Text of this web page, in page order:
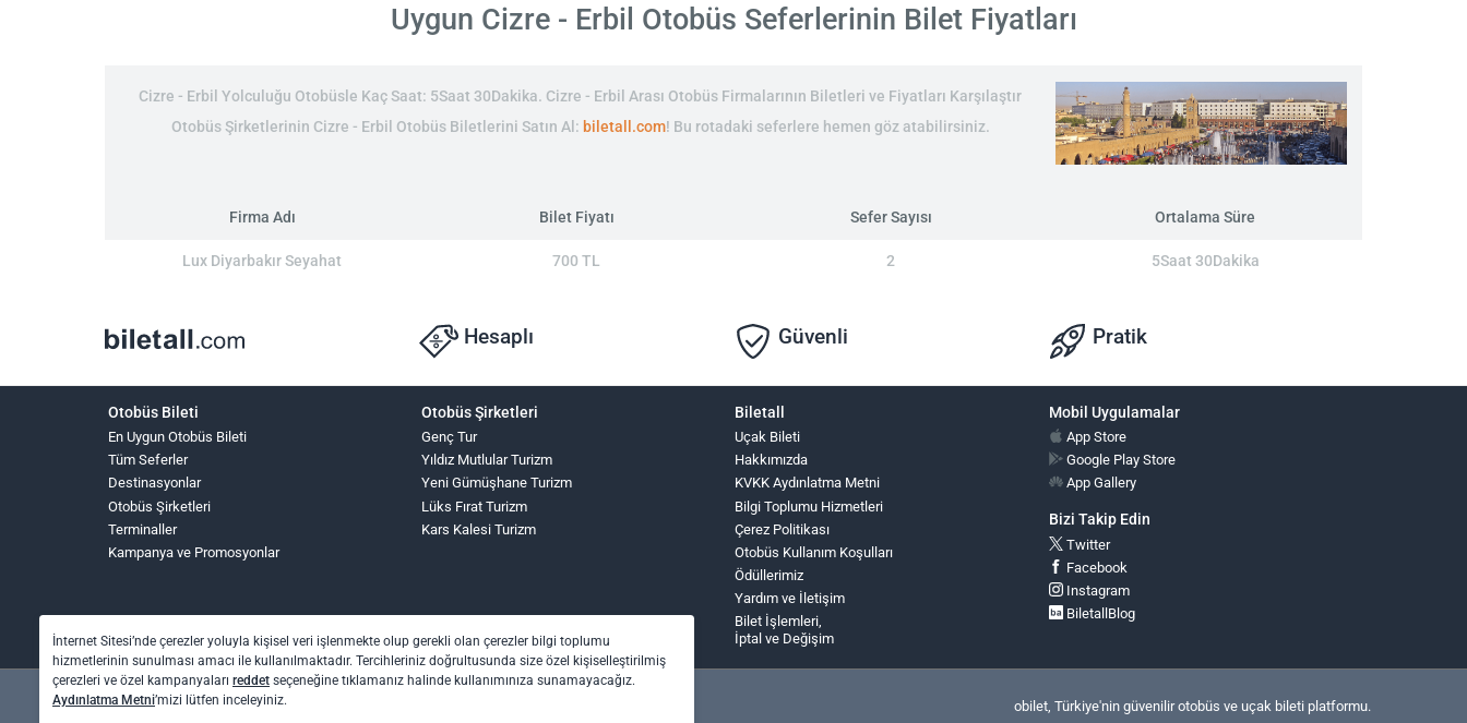
Uygun Cizre - Erbil Otobüs Seferlerinin Bilet Fiyatları
Cizre - Erbil Yolculuğu Otobüsle Kaç Saat: 5Saat 30Dakika. Cizre - Erbil Arası Otobüs Firmalarının Biletleri ve Fiyatları Karşılaştır
Otobüs Şirketlerinin Cizre - Erbil Otobüs Biletlerini Satın Al: biletall.com! Bu rotadaki seferlere hemen göz atabilirsiniz.
Firma Adı Bilet Fiyatı Sefer Sayısı Ortalama Süre
Lux Diyarbakır Seyahat 700 TL 2 5Saat 30Dakika
Hesaplı Güvenli Pratik
Otobüs Bileti
En Uygun Otobüs Bileti
Tüm Seferler
Destinasyonlar
Otobüs Şirketleri
Terminaller
Kampanya ve Promosyonlar
Otobüs Şirketleri
Genç Tur
Yıldız Mutlular Turizm
Yeni Gümüşhane Turizm
Lüks Fırat Turizm
Kars Kalesi Turizm
Biletall
Uçak Bileti
Hakkımızda
KVKK Aydınlatma Metni
Bilgi Toplumu Hizmetleri
Çerez Politikası
Otobüs Kullanım Koşulları
Ödüllerimiz
Yardım ve İletişim
Bilet İşlemleri,
İptal ve Değişim
Mobil Uygulamalar
App Store
Google Play Store
App Gallery
Bizi Takip Edin
Twitter
Facebook
Instagram
BiletallBlog
obilet, Türkiye'nin güvenilir otobüs ve uçak bileti platformu.
İnternet Sitesi’nde çerezler yoluyla kişisel veri işlenmekte olup gerekli olan çerezler bilgi toplumu
hizmetlerinin sunulması amacı ile kullanılmaktadır. Tercihleriniz doğrultusunda size özel kişiselleştirilmiş
çerezleri ve özel kampanyaları reddet seçeneğine tıklamanız halinde kullanımınıza sunamayacağız.
Aydınlatma Metni’mizi lütfen inceleyiniz.